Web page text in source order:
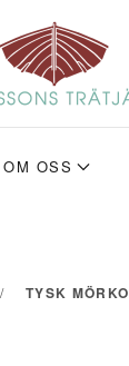
OM OSS
TYSK